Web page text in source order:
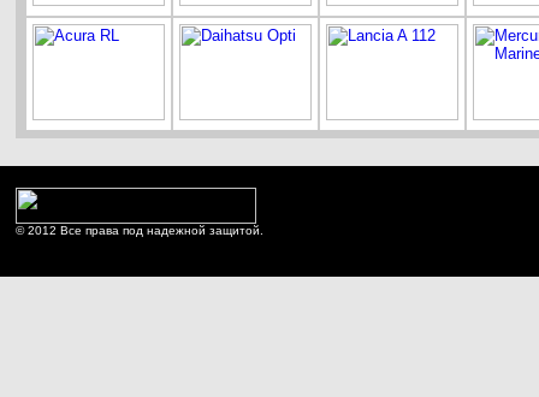
© 2012 Все права под надежной защитой.